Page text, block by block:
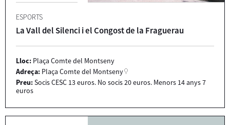
ESPORTS
La Vall del Silenci i el Congost de la Fraguerau
Lloc: Plaça Comte del Montseny
Adreça: Plaça Comte del Montseny
Preu:Socis CESC 13 euros. No socis 20 euros. Menors 14 anys 7
euros